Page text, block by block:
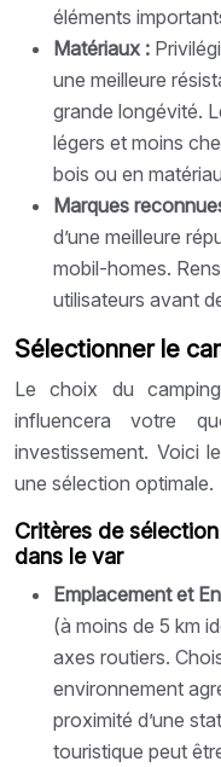
éléments
Matériaux :
une meilleure
grande longévité.
légers et moins
bois ou en
Marques
d’une meilleure
mobil-homes.
utilisateurs avant
Sélectionner le
Le choix du
influencera votre
investissement. Voici
une sélection optimale.
Critères de
dans le var
Emplacement et
(à moins de 5 km
axes routiers.
environnement
proximité d’une
touristique peut